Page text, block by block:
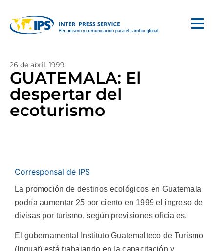
26 de abril, 1999
GUATEMALA: El
despertar del
ecoturismo
Corresponsal de IPS
La promoción de destinos ecológicos en Guatemala
podría aumentar 25 por ciento en 1999 el ingreso de
divisas por turismo, según previsiones oficiales.
El gubernamental Instituto Guatemalteco de Turismo
(Inguat) está trabajando en la capacitación y